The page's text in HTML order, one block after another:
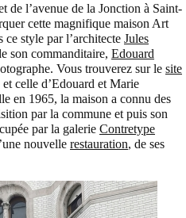
de l’avenue de la Jonction à Saint-
cette magnifique maison Art
ce style par l’architecte Jules
son commanditaire, Edouard
Vous trouverez sur le site
celle d’Edouard et Marie
en 1965, la maison a connu des
par la commune et puis son
par la galerie Contretype
nouvelle restauration, de ses